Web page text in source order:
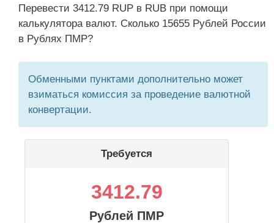
Перевести 3412.79 RUP в RUB при помощи
калькулятора валют. Сколько 15655 Рублей России
в Рублях ПМР?
Обменными пунктами дополнительно может
взиматься комиссия за проведение валютной
конвертации.
Требуется
3412.79
Рублей ПМР